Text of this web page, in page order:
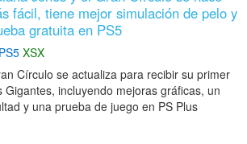
fácil, tiene mejor simulación de pelo y
gratuita en PS5
PS5 XSX
Círculo se actualiza para recibir su primer
Gigantes, incluyendo mejoras gráficas, un
y una prueba de juego en PS Plus